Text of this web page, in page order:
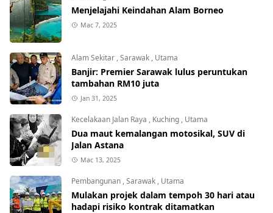
Menjelajahi Keindahan Alam Borneo
Mac 7, 2025
Alam Sekitar ,Sarawak , Utama
Banjir: Premier Sarawak lulus peruntukan
tambahan RM10 juta
Jan 31, 2025
Kecelakaan Jalan Raya , Kuching , Utama
Dua maut kemalangan motosikal, SUV di
Jalan Astana
Mac 13, 2025
Pembangunan ,Sarawak , Utama
Mulakan projek dalam tempoh 30 hari atau
hadapi risiko kontrak ditamatkan